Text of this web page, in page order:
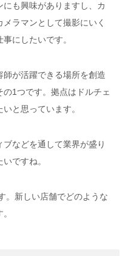
も興味がありますし、カ
ラマンとして撮影にいく
にしたいです。
が活躍できる場所を創造
1つです。 拠点はドルチェ
いと思っています。
ブなどを通して業界が盛り
ですね。
新しい店舗でどのような